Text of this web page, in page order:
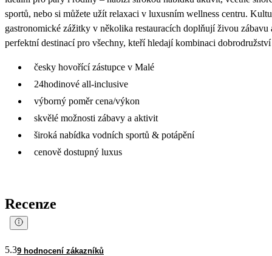
sportů, nebo si můžete užít relaxaci v luxusním wellness centru.
gastronomické zážitky v několika restauracích doplňují živou
perfektní destinací pro všechny, kteří hledají kombinaci
česky hovořící zástupce v Malé
24hodinové all-inclusive
výborný poměr cena/výkon
skvělé možnosti zábavy a aktivit
široká nabídka vodních sportů & potápění
cenově dostupný luxus
Recenze
5.39 hodnocení zákazníků